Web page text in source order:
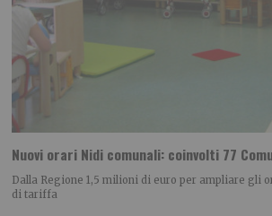
Nuovi orari Nidi comunali: coinvolti 77
Dalla Regione 1,5 milioni di euro per ampliare gli
di tariffa